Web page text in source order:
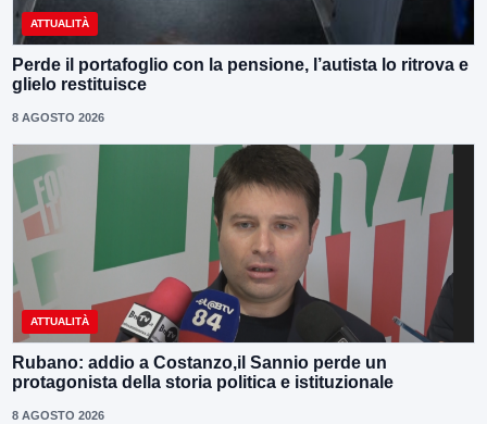
ATTUALITÀ
Perde il portafoglio con la pensione, l’autista lo ritrova e
glielo restituisce
8 AGOSTO 2026
ATTUALITÀ
Rubano: addio a Costanzo,il Sannio perde un
protagonista della storia politica e istituzionale
8 AGOSTO 2026